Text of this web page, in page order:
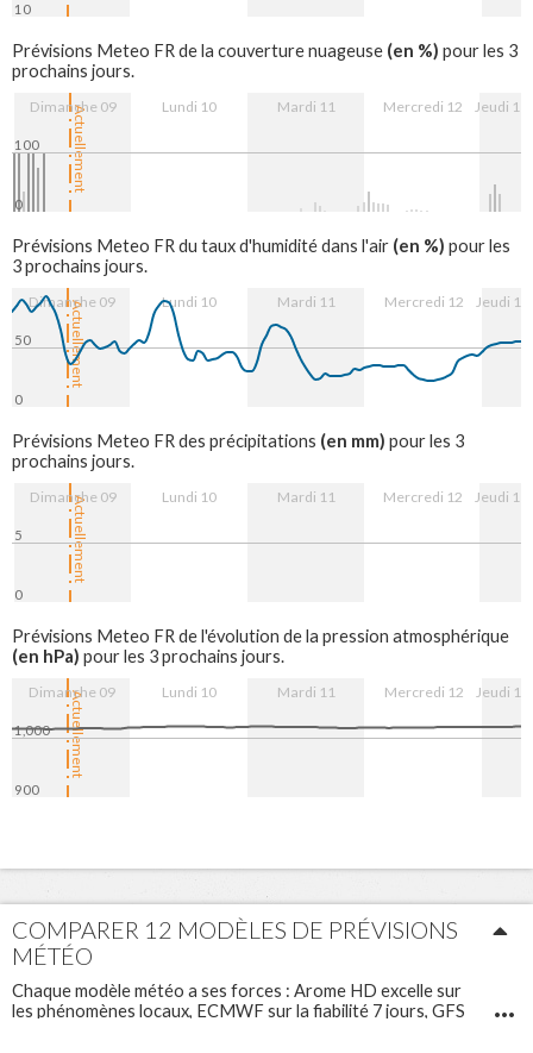
10
Prévisions Meteo FR de la couverture nuageuse (en %) pour les 3
prochains jours.
Actuellement
Dimanche 09 Lundi 10 Mardi 11 Mercredi 12 Jeudi 13
0
100
Prévisions Meteo FR du taux d'humidité dans l'air (en %) pour les
3 prochains jours.
Actuellement
Dimanche 09 Lundi 10 Mardi 11 Mercredi 12 Jeudi 13
0
50
Prévisions Meteo FR des précipitations (en mm) pour les 3
prochains jours.
Actuellement
Dimanche 09 Lundi 10 Mardi 11 Mercredi 12 Jeudi 13
0
5
Prévisions Meteo FR de l'évolution de la pression atmosphérique
(en hPa) pour les 3 prochains jours.
Actuellement
Dimanche 09 Lundi 10 Mardi 11 Mercredi 12 Jeudi 13
900
1,000
COMPARER 12 MODÈLES DE PRÉVISIONS
MÉTÉO
Chaque modèle météo a ses forces : Arome HD excelle sur
les phénomènes locaux, ECMWF sur la fiabilité 7 jours, GFS